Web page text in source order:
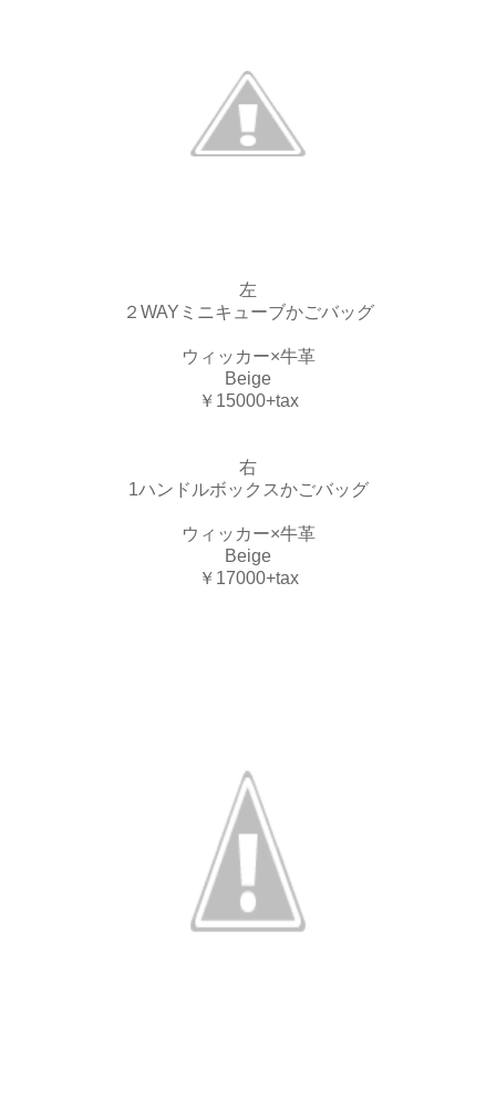
左
２WAYミニキューブかごバッグ
ウィッカー×牛革
Beige
￥15000+tax
右
1ハンドルボックスかごバッグ
ウィッカー×牛革
Beige
￥17000+tax